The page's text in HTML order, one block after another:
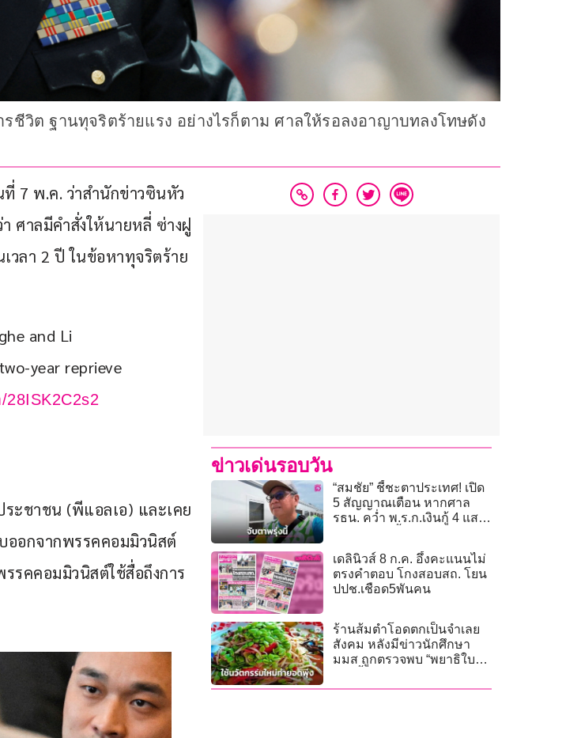
วิต ฐานทุจริตร้ายแรง อย่างไรก็ตาม ศาลให้รอลงอาญาบทลงโทษดัง
ที่ 7 พ.ค. ว่าสำนักข่าวซินหัว
ศาลมีคำสั่งให้นายหลี่ ซ่างฝู
วลา 2 ปี ในข้อหาทุจริตร้าย
and Li
year reprieve
28ISK2C2s2
ะชาชน (พีแอลเอ) และเคย
ออกจากพรรคคอมมิวนิสต์
รคคอมมิวนิสต์ใช้สื่อถึงการ
ข่าวเด่นรอบวัน
“สมชัย” ชี้ชะตาประเทศ! เปิด
5 สัญญาณเตือน หากศาล
รธน. คว่ำ พ.ร.ก.เงินกู้ 4 แสน
เดลินิวส์ 8 ก.ค. อึ้งคะแนนไม่
ตรงคำตอบ โกงสอบสถ. โยน
ปปช.เชือด5พันคน
ร้านส้มตำโอดตกเป็นจำเลย
สังคม หลังมีข่าวนักศึกษา
มมส ถูกตรวจพบ “พยาธิใบไม้